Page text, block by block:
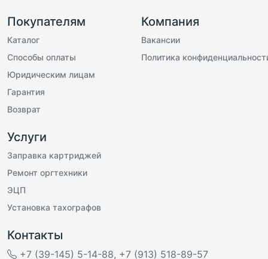
Покупателям
Каталог
Способы оплаты
Юридическим лицам
Гарантия
Возврат
Компания
Вакансии
Политика
Услуги
Заправка картриджей
Ремонт оргтехники
ЭЦП
Установка тахографов
Контакты
+7 (39-145) 5-14-88, +7 (913) 518-89-57